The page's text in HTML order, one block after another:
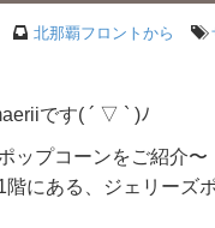
北那覇フロントから
です( ´ ▽ ` )ﾉ
ップコーンをご紹介〜
階にある、ジェリーズ